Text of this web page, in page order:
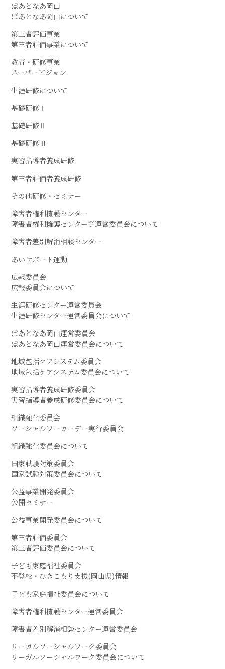
ぱあとなあ岡山
ぱあとなあ岡山について
第三者評価事業
第三者評価事業について
教育・研修事業
スーパービジョン
生涯研修について
基礎研修Ⅰ
基礎研修Ⅱ
基礎研修Ⅲ
実習指導者養成研修
第三者評価者養成研修
その他研修・セミナー
障害者権利擁護センター
障害者権利擁護センター等運営委員会について
障害者差別解消相談センター
あいサポート運動
広報委員会
広報委員会について
生涯研修センター運営委員会
生涯研修センター運営委員会について
ぱあとなあ岡山運営委員会
ぱあとなあ岡山運営委員会について
地域包括ケアシステム委員会
地域包括ケアシステム委員会について
実習指導者養成研修委員会
実習指導者養成研修委員会について
組織強化委員会
ソーシャルワーカーデー実行委員会
組織強化委員会について
国家試験対策委員会
国家試験対策委員会について
公益事業開発委員会
公開セミナー
公益事業開発委員会について
第三者評価委員会
第三者評価委員会について
子ども家庭福祉委員会
不登校・ひきこもり支援(岡山県)情報
子ども家庭福祉委員会について
障害者権利擁護センター運営委員会
障害者差別解消相談センター運営委員会
リーガルソーシャルワーク委員会
リーガルソーシャルワーク委員会について